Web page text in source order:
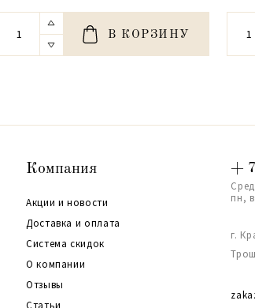
В КОРЗИНУ
Компания
Акции и новости
Доставка и оплата
Система скидок
О компании
Отзывы
Статьи
+ 7
пн,
г.